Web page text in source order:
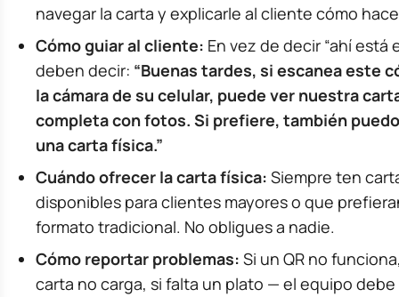
navegar la carta y explicarle al cliente cómo
Cómo guiar al cliente: En vez de decir “ahí está
deben decir: “Buenas tardes, si escanea este
la cámara de su celular, puede ver nuestra
completa con fotos. Si prefiere, también
una carta física.”
Cuándo ofrecer la carta física: Siempre ten
disponibles para clientes mayores o que
formato tradicional. No obligues a nadie.
Cómo reportar problemas: Si un QR no
carta no carga, si falta un plato — el equipo debe